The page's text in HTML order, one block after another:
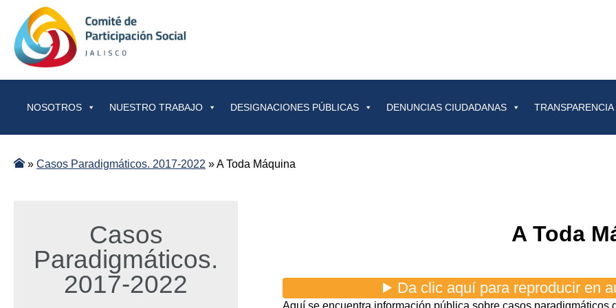
NOSOTROS NUESTRO TRABAJO DESIGNACIONES PÚBLICAS DENUNCIAS CIUDADANAS TRANSPARENCIA
» Casos Paradigmáticos. 2017-2022 »A Toda Máquina
A Toda
Aquí se encuentra información pública sobre casos
Casos
Paradigmáticos.
2017-2022